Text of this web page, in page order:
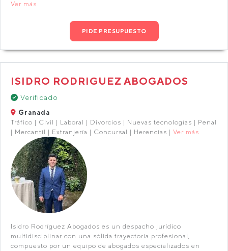
Ver más
PIDE PRESUPUESTO
ISIDRO RODRIGUEZ ABOGADOS
Verificado
Granada
Tráfico | Civil | Laboral | Divorcios | Nuevas tecnologías | Penal
| Mercantil | Extranjería | Concursal | Herencias | Ver más
Isidro Rodríguez Abogados es un despacho jurídico
multidisciplinar con una sólida trayectoria profesional,
compuesto por un equipo de abogados especializados en